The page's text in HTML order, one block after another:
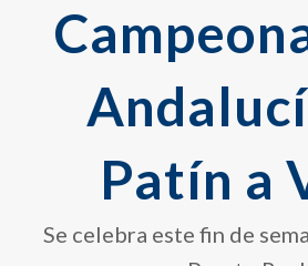
Patín a
Se celebra este fin de